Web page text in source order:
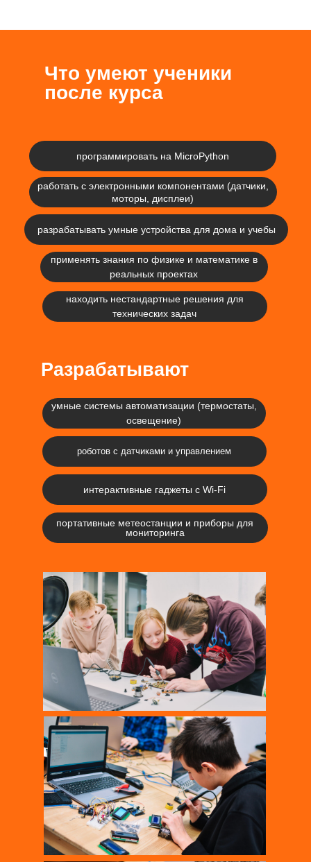
Что умеют ученики
после курса
находить нестандартные решения для
технических задач
применять знания по физике и математике в
реальных проектах
работать с электронными компонентами (датчики,
моторы, дисплеи)
программировать на MicroPython
разрабатывать умные устройства для дома и учебы
Разрабатывают
умные системы автоматизации (термостаты,
освещение)
портативные метеостанции и приборы для
мониторинга
интерактивные гаджеты с Wi-Fi
роботов с датчиками и управлением